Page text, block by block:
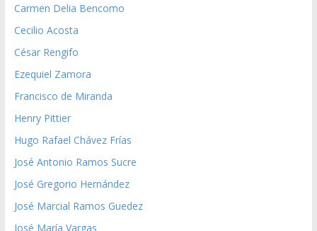
Carmen Delia Bencomo
Cecilio Acosta
César Rengifo
Ezequiel Zamora
Francisco de Miranda
Henry Pittier
Hugo Rafael Chávez Frías
José Antonio Ramos Sucre
José Gregorio Hernández
José Marcial Ramos Guedez
José María Vargas